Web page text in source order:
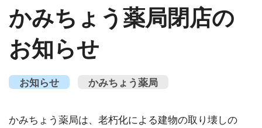
かみちょう薬局閉店の
お知らせ
お知らせ かみちょう薬局
かみちょう薬局は、老朽化による建物の取り壊しの